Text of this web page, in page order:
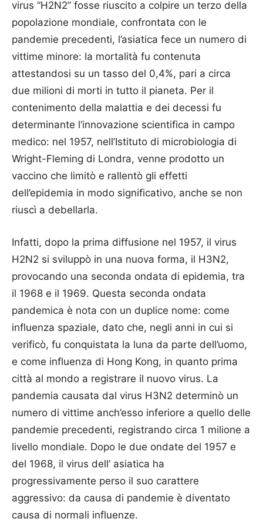
virus “H2N2” fosse riuscito a colpire un terzo della
popolazione mondiale, confrontata con le
pandemie precedenti, l’asiatica fece un numero di
vittime minore: la mortalità fu contenuta
attestandosi su un tasso del 0,4%, pari a circa
due milioni di morti in tutto il pianeta. Per il
contenimento della malattia e dei decessi fu
determinante l’innovazione scientifica in campo
medico: nel 1957, nell’Istituto di microbiologia di
Wright-Fleming di Londra, venne prodotto un
vaccino che limitò e rallentò gli effetti
dell’epidemia in modo significativo, anche se non
riuscì a debellarla.
Infatti, dopo la prima diffusione nel 1957, il virus
H2N2 si sviluppò in una nuova forma, il H3N2,
provocando una seconda ondata di epidemia, tra
il 1968 e il 1969. Questa seconda ondata
pandemica è nota con un duplice nome: come
influenza spaziale, dato che, negli anni in cui si
verificò, fu conquistata la luna da parte dell’uomo,
e come influenza di Hong Kong, in quanto prima
città al mondo a registrare il nuovo virus. La
pandemia causata dal virus H3N2 determinò un
numero di vittime anch’esso inferiore a quello delle
pandemie precedenti, registrando circa 1 milione a
livello mondiale. Dopo le due ondate del 1957 e
del 1968, il virus dell’ asiatica ha
progressivamente perso il suo carattere
aggressivo: da causa di pandemie è diventato
causa di normali influenze.